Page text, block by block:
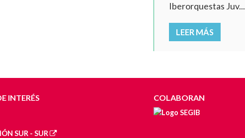
Iberorquestas Juv...
LEER MÁS
INTERÉS
SUR - SUR
COLABORAN